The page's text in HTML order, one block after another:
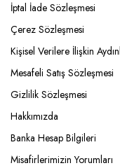
İptal İade Sözleşmesi
Çerez Sözleşmesi
Kişisel Verilere İlişkin
Mesafeli Satış Sözleşmesi
Gizlilik Sözleşmesi
Hakkımızda
Banka Hesap Bilgileri
Misafirlerimizin Yorumları